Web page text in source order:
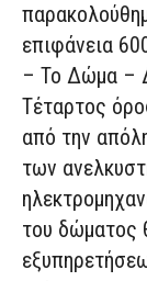
επιφάνεια
– Το Δώμα –
Τέταρτος
από την
των
του δώματος